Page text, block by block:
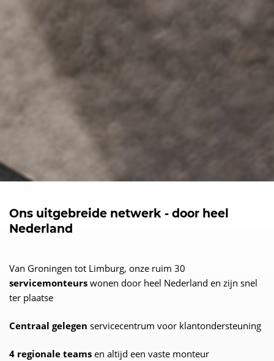
Ons uitgebreide netwerk - door heel
Nederland
Van Groningen tot Limburg, onze ruim 30
servicemonteurs wonen door heel Nederland en zijn snel
ter plaatse
Centraal gelegen servicecentrum voor klantondersteuning
4 regionale teams en altijd een vaste monteur